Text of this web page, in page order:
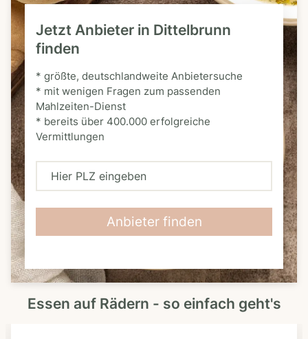
Jetzt Anbieter in Dittelbrunn
finden
* größte, deutschlandweite Anbietersuche
* mit wenigen Fragen zum passenden
Mahlzeiten-Dienst
* bereits über 400.000 erfolgreiche
Vermittlungen
H
L
Z
Anbieter finden
Essen auf Rädern - so einfach geht's